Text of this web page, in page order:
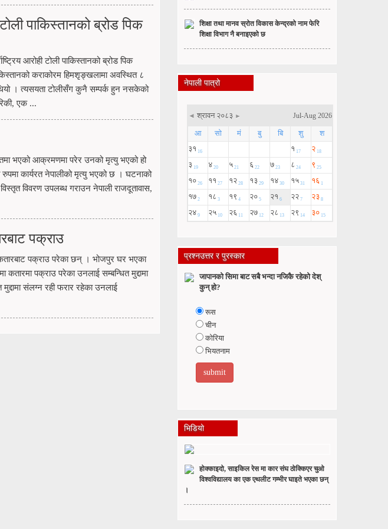
पाकिस्तानको ब्रोड पिक
आरोही टोली पाकिस्तानको ब्रोड पिक
कराकोरम हिमशृङ्खलामा अवस्थित ८
थियो । त्यसयता टोलीसँग कुनै सम्पर्क हुन नसकेको
एक ...
भएको आक्रमणमा परेर उनको मृत्यु भएको हो
कार्यरत नेपालीको मृत्यु भएको छ । घटनाको
विवरण उपलब्ध गराउन नेपाली राजदूतावास,
पक्राउ
कतारबाट पक्राउ परेका छन् । भोजपुर घर भएका
पक्राउ परेका उनलाई सम्बन्धित मुद्दामा
मुद्दामा संलग्न रही फरार रहेका उनलाई
शिक्षा तथा मानव स्रोत विकास केन्द्रको नाम फेरि
शिक्षा विभाग नै बनाइएको छ
नेपाली पात्रो
प्रश्नउत्तर र पुरस्कार
जापानको सिमा बाट सबै भन्दा नजिकै रहेको देश्
कुन् हो?
रूस
चीन
कोरिया
भियतनाम
भिडियो
होक्काइदो, साइकिल रेस मा कार संघ ठोक्किएर चुओ
विश्वविद्यालय का एक एथलीट गम्भीर घाइते भएका छन्
।